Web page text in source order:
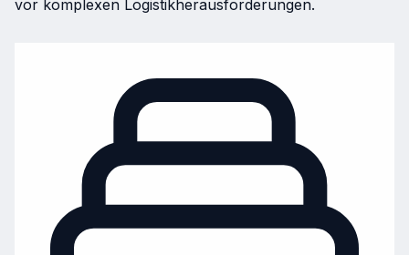
vor komplexen Logistikherausforderungen.